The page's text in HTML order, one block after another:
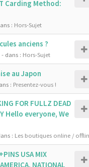
Carding Method:
: Hors-Sujet
anciens ?
- dans : Hors-Sujet
au Japon
: Presentez-vous !
FOR FULLZ DEAD
Hello everyone, We
: Les boutiques online /
USA MIX
NATIONAL